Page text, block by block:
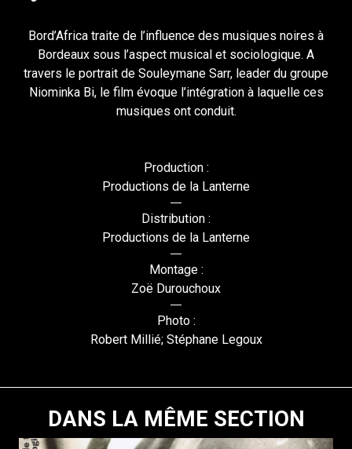
Bord’Africa traite de l’influence des musiques noires à
Bordeaux sous l’aspect musical et sociologique. A
travers le portrait de Souleymane Sarr, leader du groupe
Niominka Bi, le film évoque l’intégration à laquelle ces
musiques ont conduit.
Production :
Productions de la Lanterne
Distribution :
Productions de la Lanterne
Montage :
Zoë Durouchoux
Photo :
Robert Millié; Stéphane Legoux
DANS LA MÊME SECTION